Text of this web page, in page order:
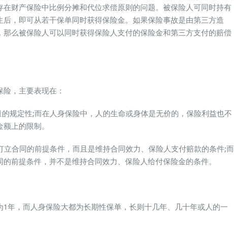
财产保险中比例分摊和代位求偿原则的问题。被保险人可同时持有
，即可从若干保单同时获得保险金。如果保险事故是由第三方造
么被保险人可以同时获得保险人支付的保险金和第三方支付的赔偿
，主要表现在：
定性;而在人身保险中，人的生命或身体是无价的，保险利益也不
上的限制。
合同的前提条件，而且是维持合同效力、保险人支付赔款的条件;而
前提条件，并不是维持合同效力、保险人给付保险金的条件。
，而人身保险大都为长期性保单，长则十几年、几十年或人的一